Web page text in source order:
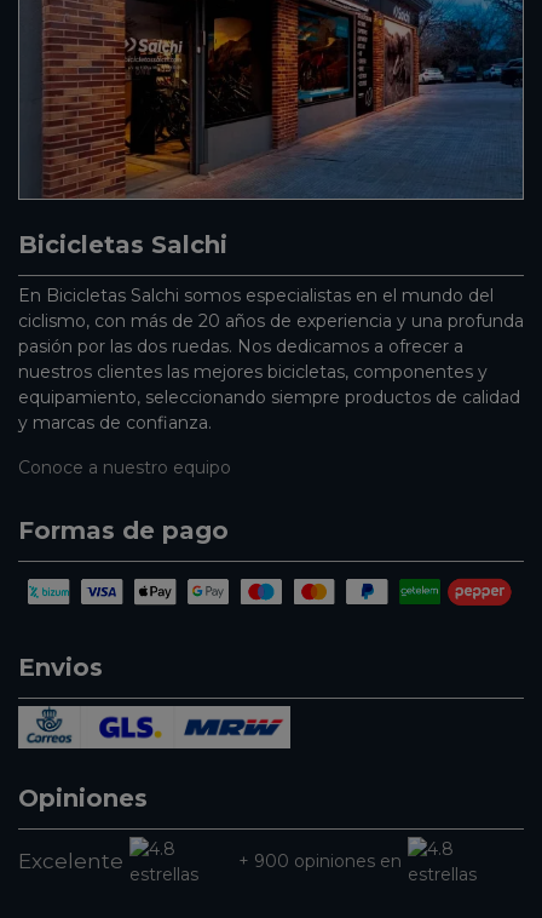
Bicicletas Salchi
En Bicicletas Salchi somos especialistas en el mundo del
ciclismo, con más de 20 años de experiencia y una profunda
pasión por las dos ruedas. Nos dedicamos a ofrecer a
nuestros clientes las mejores bicicletas, componentes y
equipamiento, seleccionando siempre productos de calidad
y marcas de confianza.
Conoce a nuestro equipo
Formas de pago
Envios
Opiniones
Excelente + 900 opiniones en